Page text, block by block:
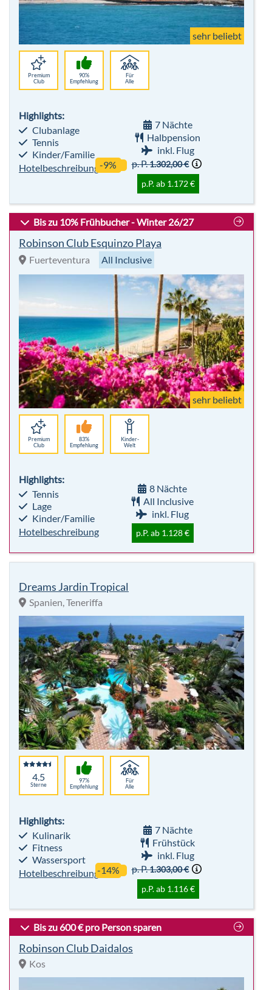
Highlights:
Clubanlage
Tennis
Kinder/Familie
Hotelbeschreibung
7 Nächte
Halbpension
p. P.
Bis zu 10% Frühbucher - Winter 26/27
Robinson Club Esquinzo Playa
Fuerteventura All Inclusive
sehr beliebt
Premium
Club
83%
Empfehlung
Kinder-
Welt
Highlights:
Tennis
Lage
Kinder/Familie
Hotelbeschreibung
8 Nächte
All Inclusive
Dreams Jardin Tropical
Spanien, Teneriffa
4.5
Sterne
97%
Empfehlung
Für
Alle
Highlights:
Kulinarik
Fitness
Wassersport
Hotelbeschreibung
7 Nächte
Frühstück
p. P.
Bis zu 600 € pro Person sparen
Robinson Club Daidalos
Kos